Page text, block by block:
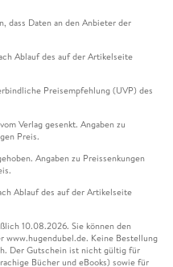
dass Daten an den Anbieter der
Ablauf des auf der Artikelseite
Preisempfehlung (UVP) des
Verlag gesenkt. Angaben zu
Preis.
Angaben zu Preissenkungen
Ablauf des auf der Artikelseite
10.08.2026. Sie können den
Keine Bestellung
Der Gutschein ist nicht gültig für
Bücher und eBooks) sowie für